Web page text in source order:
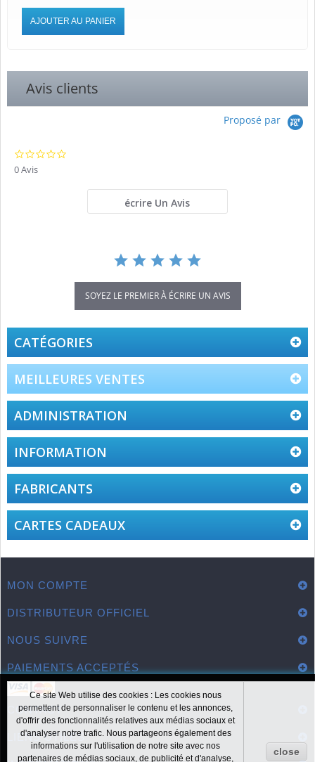
AJOUTER AU PANIER
Avis clients
Proposé par
0 Avis
écrire Un Avis
SOYEZ LE PREMIER À ÉCRIRE UN AVIS
CATÉGORIES
MEILLEURES VENTES
ADMINISTRATION
INFORMATION
FABRICANTS
CARTES CADEAUX
MON COMPTE
DISTRIBUTEUR OFFICIEL
NOUS SUIVRE
PAIEMENTS ACCEPTÉS
CONTACT
Ce site Web utilise des cookies : Les cookies nous
permettent de personnaliser le contenu et les annonces,
d'offrir des fonctionnalités relatives aux médias sociaux et
d'analyser notre trafic. Nous partageons également des
informations sur l'utilisation de notre site avec nos
partenaires de médias sociaux, de publicité et d'analyse,
close
LIENS UTILES